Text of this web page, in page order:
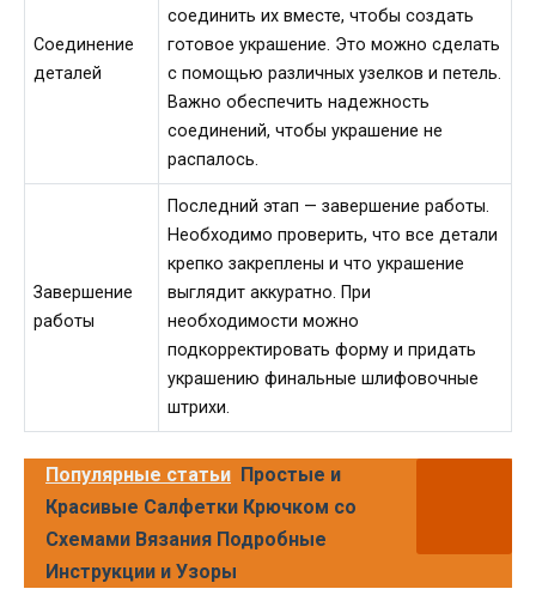
Соединение
деталей
соединить их вместе, чтобы создать
готовое украшение. Это можно сделать
с помощью различных узелков и петель.
Важно обеспечить надежность
соединений, чтобы украшение не
распалось.
Завершение
работы
Последний этап — завершение работы.
Необходимо проверить, что все детали
крепко закреплены и что украшение
выглядит аккуратно. При
необходимости можно
подкорректировать форму и придать
украшению финальные шлифовочные
штрихи.
Популярные статьи Простые и
Красивые Салфетки Крючком со
Схемами Вязания Подробные
Инструкции и Узоры